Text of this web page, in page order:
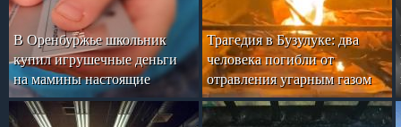
В Оренбуржье школьник
купил игрушечные деньги
на мамины настоящие
Трагедия в Бузулуке: два
человека погибли от
отравления угарным газом